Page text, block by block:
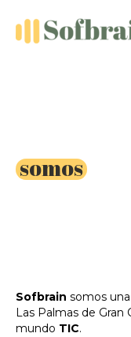
contenido
somos
Sofbrain somos
Las Palmas de Gran
mundo TIC.